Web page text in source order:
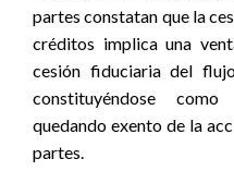
partes constatan que la
créditos implica una
cesión fiduciaria del
constituyéndose
quedando exento de la
partes.